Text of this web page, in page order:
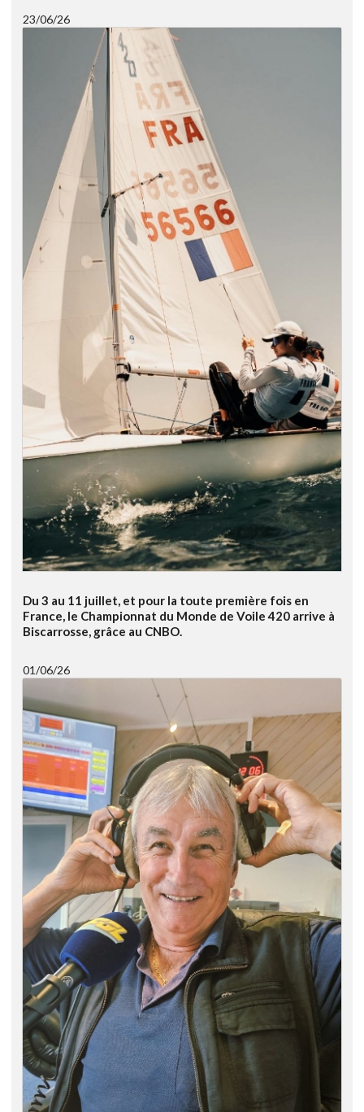
23/06/26
Du 3 au 11 juillet, et pour la toute première fois en
France, le Championnat du Monde de Voile 420 arrive à
Biscarrosse, grâce au CNBO.
01/06/26